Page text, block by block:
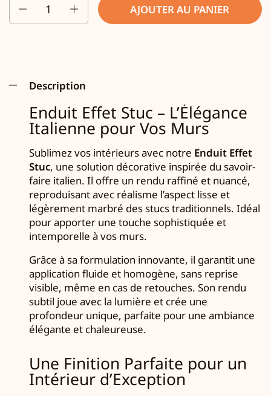
AJOUTER AU PANIER
Description
Enduit Effet Stuc – L’Élégance
Italienne pour Vos Murs
Sublimez vos intérieurs avec notre Enduit Effet
Stuc, une solution décorative inspirée du savoir-
faire italien. Il offre un rendu raffiné et nuancé,
reproduisant avec réalisme l’aspect lisse et
légèrement marbré des stucs traditionnels. Idéal
pour apporter une touche sophistiquée et
intemporelle à vos murs.
Grâce à sa formulation innovante, il garantit une
application fluide et homogène, sans reprise
visible, même en cas de retouches. Son rendu
subtil joue avec la lumière et crée une
profondeur unique, parfaite pour une ambiance
élégante et chaleureuse.
Une Finition Parfaite pour un
Intérieur d’Exception